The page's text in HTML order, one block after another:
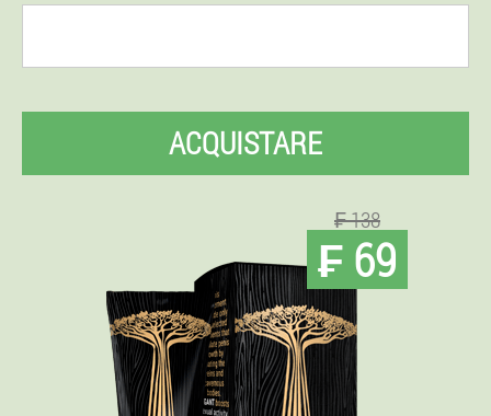
ACQUISTARE
₣ 138
₣ 69